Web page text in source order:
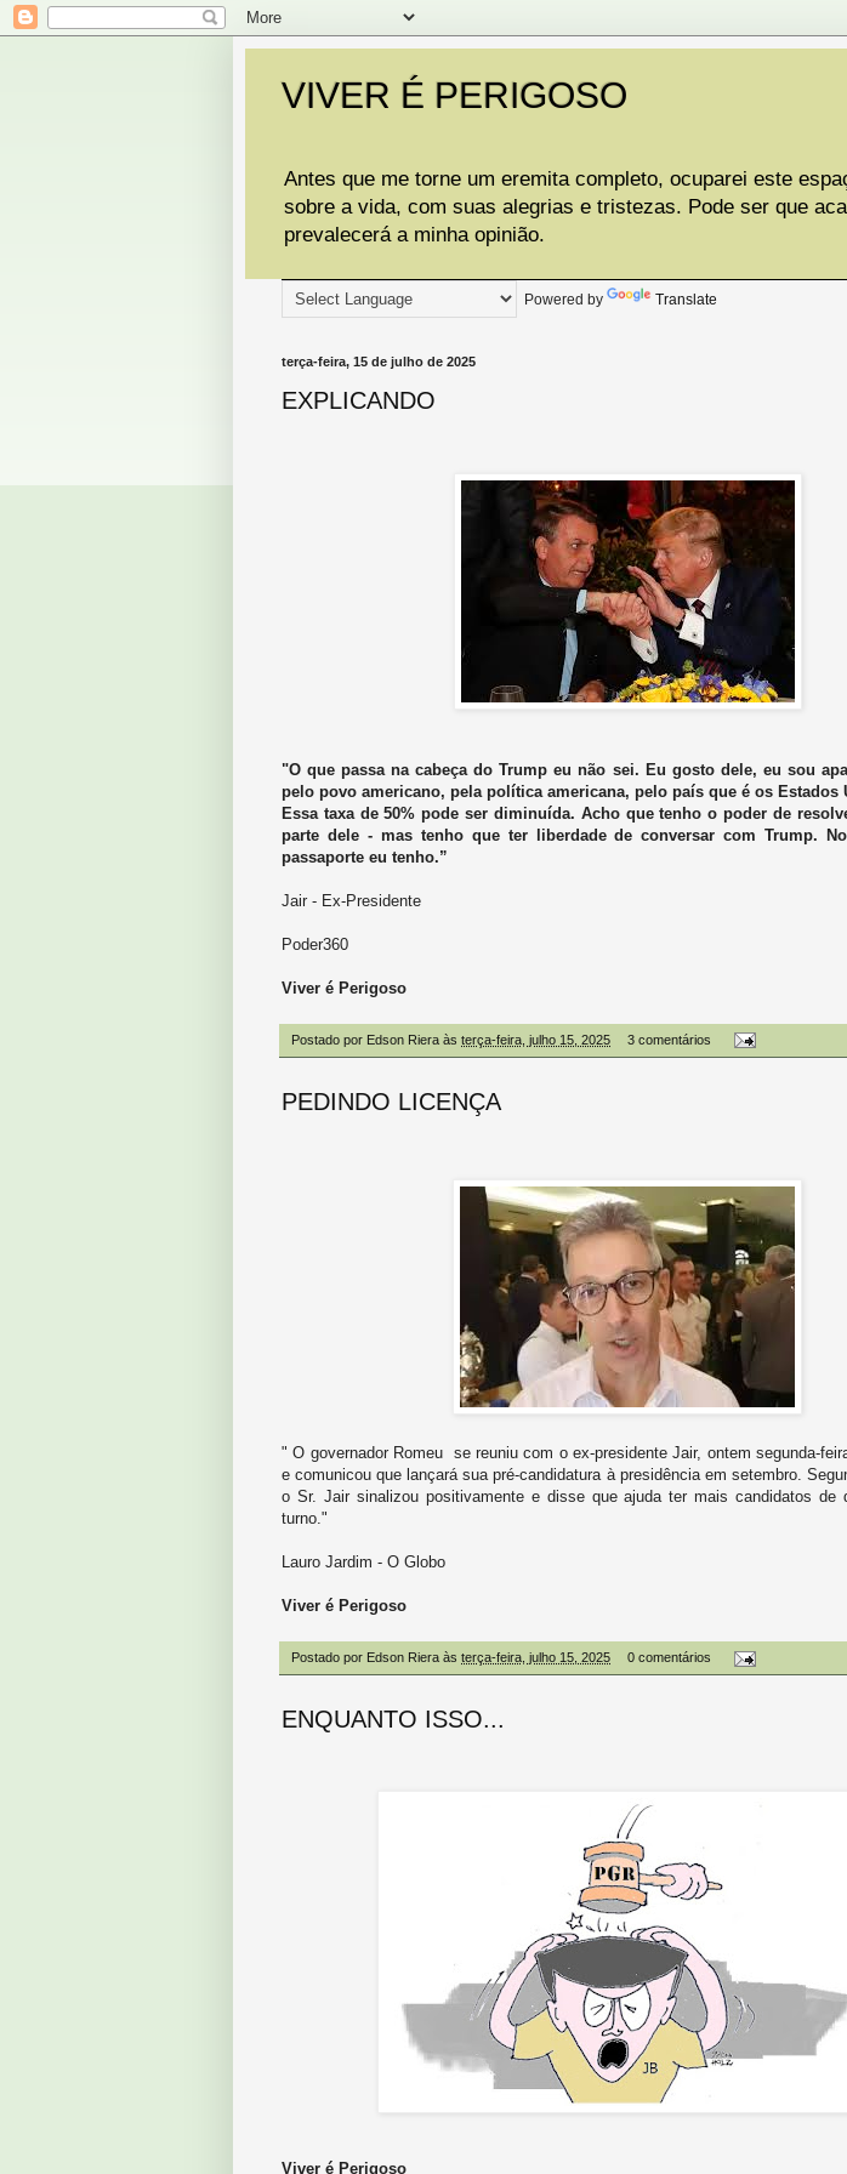
VIVER É PERIGOSO
Antes que me torne um eremita completo, ocuparei este
sobre a vida, com suas alegrias e tristezas. Pode ser que
prevalecerá a minha opinião.
Powered by Translate
terça-feira, 15 de julho de 2025
EXPLICANDO
"O que passa na cabeça do Trump eu não sei. Eu gosto dele, eu sou
pelo povo americano, pela política americana, pelo país que é os Estados
Essa taxa de 50% pode ser diminuída. Acho que tenho o poder de
parte dele - mas tenho que ter liberdade de conversar com Trump.
passaporte eu tenho.”
Jair - Ex-Presidente
Poder360
Viver é Perigoso
Postado por Edson Riera às terça-feira, julho 15, 2025 3 comentários
PEDINDO LICENÇA
" O governador Romeu se reuniu com o ex-presidente Jair, ontem segunda-
e comunicou que lançará sua pré-candidatura à presidência em setembro.
o Sr. Jair sinalizou positivamente e disse que ajuda ter mais candidatos de
turno."
Lauro Jardim - O Globo
Viver é Perigoso
Postado por Edson Riera às terça-feira, julho 15, 2025 0 comentários
ENQUANTO ISSO...
Viver é Perigoso